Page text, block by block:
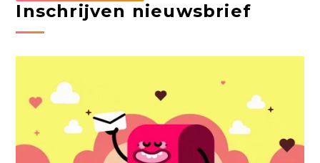
Inschrijven nieuwsbrief